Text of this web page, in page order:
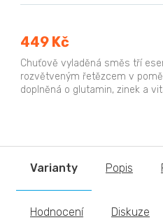
449 Kč
Chuťově vyladěná směs tří
rozvětveným řetězcem v
doplněná o glutamin, zinek a
Varianty Popis
Hodnocení Diskuze